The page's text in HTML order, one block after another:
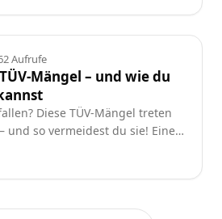
Aufrufe
Mängel – und wie du
Diese TÜV-Mängel treten
und so vermeidest du sie! Eine
für alle Autofahrer.